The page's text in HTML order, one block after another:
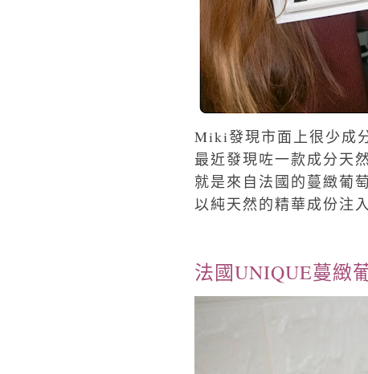
Miki發現市面上很少成
最近發現咗一款成分天
就是來自法國的蔓緻葡
以純天然的精華成份注
法國UNIQUE蔓緻